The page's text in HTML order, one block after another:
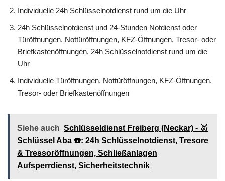
Individuelle 24h Schlüsselnotdienst rund um die Uhr
24h Schlüsselnotdienst und 24-Stunden Notdienst oder
Türöffnungen, Nottüröffnungen, KFZ-Öffnungen, Tresor- oder
Briefkastenöffnungen, 24h Schlüsselnotdienst rund um die
Uhr
Individuelle Türöffnungen, Nottüröffnungen, KFZ-Öffnungen,
Tresor- oder Briefkastenöffnungen
Siehe auch Schlüsseldienst Freiberg (Neckar) - 🥇
Schlüssel Aba ☎️: 24h Schlüsselnotdienst, Tresore
& Tressoröffnungen, Schließanlagen
Aufsperrdienst, Sicherheitstechnik